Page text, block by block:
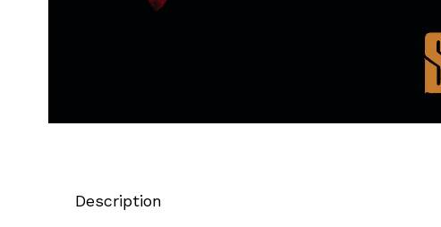
Description